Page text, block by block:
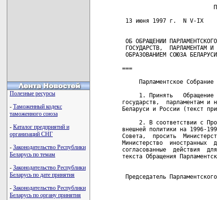
Полезные ресурсы
- Таможенный кодекс
таможенного союза
- Каталог предприятий и
организаций СНГ
- Законодательство Республики
Беларусь по темам
- Законодательство Республики
Беларусь по дате принятия
- Законодательство Республики
Беларусь по органу принятия
13 июня 1997 г.  N
ОБ ОБРАЩЕНИИ
ГОСУДАРСТВ,  ПАРЛАМЕНТАМ
ОБРАЗОВАНИЕМ СОЮЗА
===
Парламентское Собрание
1. Принять   Обращение
государств,  парламентам и
Беларуси и России (текст
2. В соответствии с
внешней политики на 1996-
Совета,  просить
Министерство  иностранных
согласованные  действия
текста Обращения
Председатель